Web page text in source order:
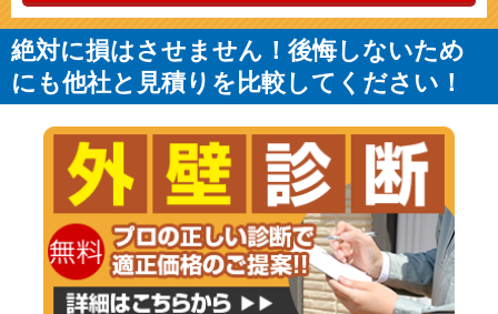
絶対に損はさせません！後悔しないため
にも他社と見積りを比較してください！